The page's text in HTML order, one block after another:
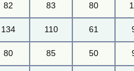
82 83 80
134 110 61
80 85 50